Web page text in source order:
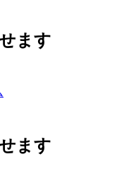
ます
ます